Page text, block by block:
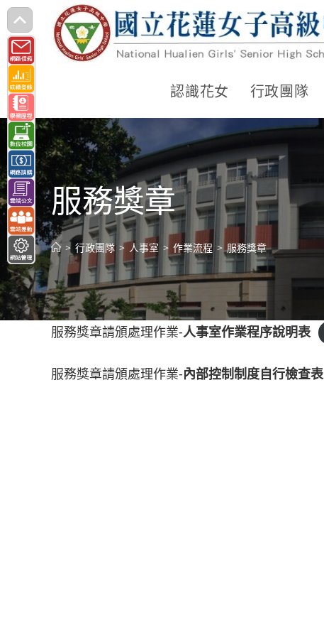
跳
轉
至
主
要
內
容
認識花女 行政團隊
服務獎章
> 行政團隊 > 人事室 > 作業流程 > 服務獎章
服務獎章請頒處理作業-人事室作業程序說明表
服務獎章請頒處理作業-內部控制制度自行檢查表